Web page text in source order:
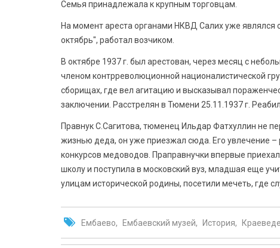
Семья принадлежала к крупным торговцам.
На момент ареста органами НКВД Салих уже
октябрь", работал возчиком.
В октябре 1937 г. был арестован, через месяц с
членом контрреволюционной националистической
сборищах, где вел агитацию и высказывал
заключении. Расстрелян в Тюмени 25.11.1937 г.
Правнук С.Сагитова, тюменец Ильдар Фатхуллин не
жизнью деда, он уже приезжал сюда. Его увлечение –
конкурсов медоводов. Праправнучки впервые
школу и поступила в московский вуз, младшая еще
улицам исторической родины, посетили мечеть, где
Ембаево Ембаевский музей История